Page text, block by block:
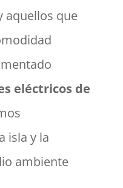
aquellos que
eléctricos de
isla y la
ambiente